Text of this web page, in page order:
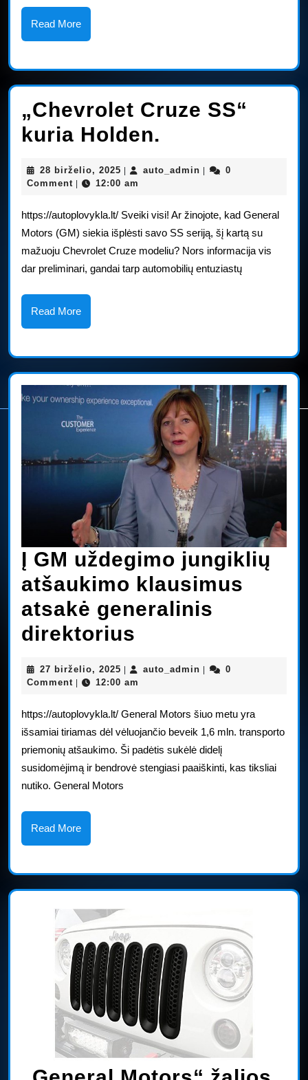
Read MoreRead
More
„Chevrolet Cruze SS“
kuria Holden.
kuria
Holden.
28 birželio, 2025 28
birželio,
| auto_admin auto_admin
|
0
Comment | 12:00 am
https://autoplovykla.lt/ Sveiki visi! Ar žinojote, kad General
Motors (GM) siekia išplėsti savo SS seriją, šį kartą su
mažuoju Chevrolet Cruze modeliu? Nors informacija vis
dar preliminari, gandai tarp automobilių entuziastų
Read MoreRead
More
Į GM uždegimo jungiklių
atšaukimo klausimus
atsakė generalinis
direktorius
uždegimo
jungiklių
atšaukimo
klausimus
27 birželio, 2025 27
birželio,
auto_admin auto_admin
0
Comment
12:00 am
https://autoplovykla.lt/ General Motors šiuo metu yra
išsamiai tiriamas dėl vėluojančio beveik 1,6 mln. transporto
priemonių atšaukimo. Ši padėtis sukėlė didelį
susidomėjimą ir bendrovė stengiasi paaiškinti, kas tiksliai
nutiko. General Motors
Read MoreRead
More